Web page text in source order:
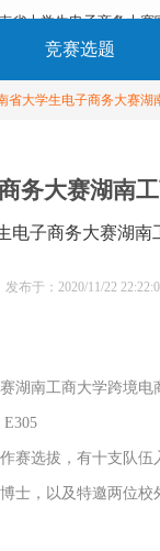
省大学生电子商务大赛
竞赛选题
省大学生电子商务大赛
务大赛湖南
子商务大赛湖南
发布于： 2020/11/22
湖南工商大学跨境电
E305
赛选拔，有十支队
士，以及特邀两位